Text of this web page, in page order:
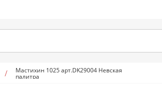
Мастихин 1025 арт.DK29004 Невская
палитра